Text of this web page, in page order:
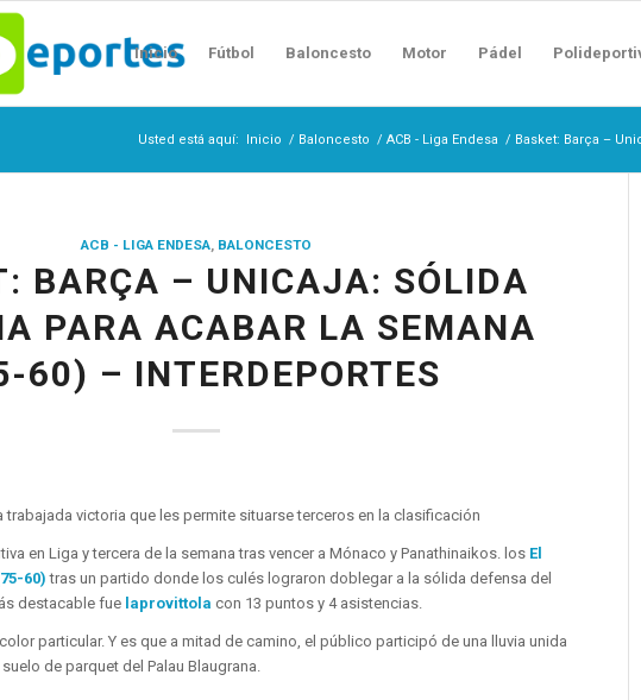
Inicio Fútbol Baloncesto Motor Pádel
Usted está aquí: Inicio / Baloncesto / ACB - Liga Endesa / Basket: Barça –
ACB - LIGA ENDESA, BALONCESTO
BARÇA – UNICAJA: SÓLIDA
PARA ACABAR LA SEMANA
60) – INTERDEPORTES
trabajada victoria que les permite situarse terceros en la clasificación
en Liga y tercera de la semana tras vencer a Mónaco y Panathinaikos. los El
60)tras un partido donde los culés lograron doblegar a la sólida defensa del
destacable fue laprovittola con 13 puntos y 4 asistencias.
particular. Y es que a mitad de camino, el público participó de una lluvia unida
de parquet del Palau Blaugrana.